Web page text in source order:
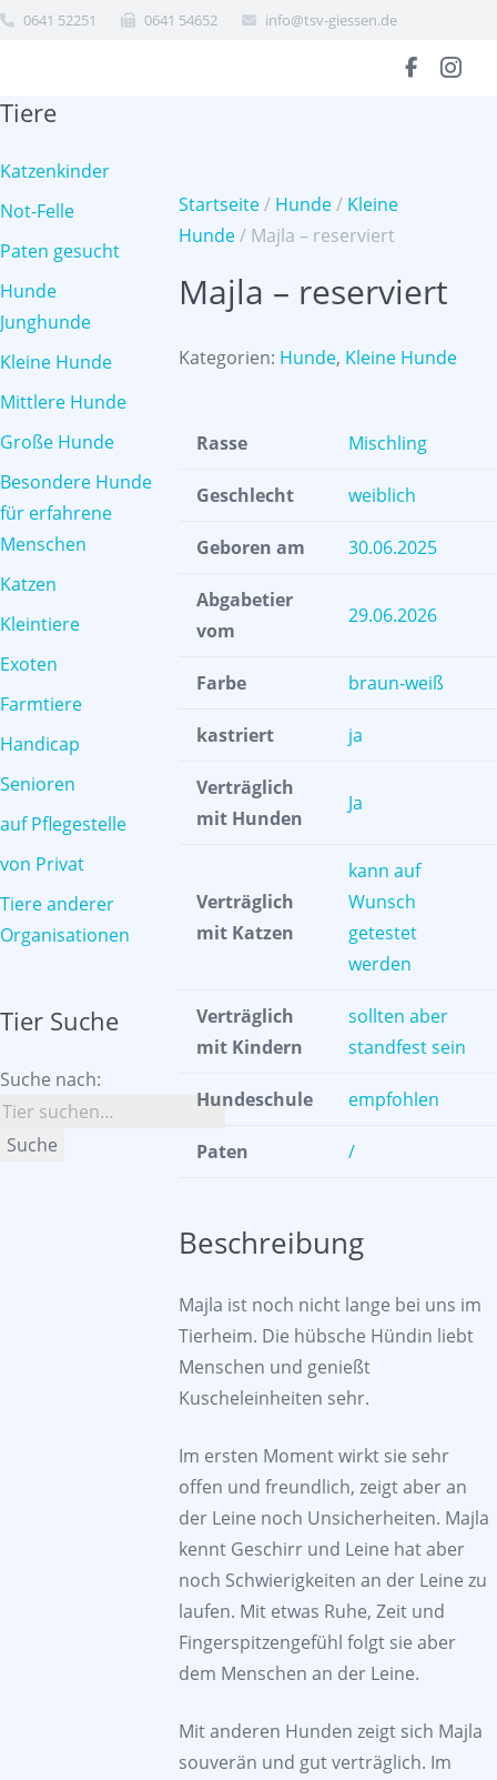
0641 52251 0641 54652 info@tsv-giessen.de
Startseite/ Hunde/ Kleine
Hunde/ Majla – reserviert
Majla – reserviert
Kategorien: Hunde, Kleine Hunde
Rasse Mischling
Geschlecht weiblich
Geboren am 30.06.2025
Abgabetier
vom
29.06.2026
Farbe braun-weiß
kastriert ja
Verträglich
mit Hunden
Ja
Verträglich
mit Katzen
kann auf
Wunsch
getestet
werden
Verträglich
mit Kindern
sollten aber
standfest sein
Hundeschule empfohlen
Paten /
Beschreibung
Majla ist noch nicht lange bei uns im
Tierheim. Die hübsche Hündin liebt
Menschen und genießt
Kuscheleinheiten sehr.
Im ersten Moment wirkt sie sehr
offen und freundlich, zeigt aber an
der Leine noch Unsicherheiten. Majla
kennt Geschirr und Leine hat aber
noch Schwierigkeiten an der Leine zu
laufen. Mit etwas Ruhe, Zeit und
Fingerspitzengefühl folgt sie aber
dem Menschen an der Leine.
Mit anderen Hunden zeigt sich Majla
souverän und gut verträglich. Im
Tiere
Katzenkinder
Not-Felle
Paten gesucht
Hunde
Junghunde
Kleine Hunde
Mittlere Hunde
Große Hunde
Besondere Hunde
für erfahrene
Menschen
Katzen
Kleintiere
Exoten
Farmtiere
Handicap
Senioren
auf Pflegestelle
von Privat
Tiere anderer
Organisationen
Tier Suche
Suche nach:
Suche